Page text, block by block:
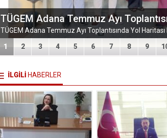
EĞİTİM-BİR-SEN ADANA
VEFA VE DAYANIŞMA ÇIKARMASI
1 2 3 4 5 6 7 8 9
İLGİLİ HABERLER